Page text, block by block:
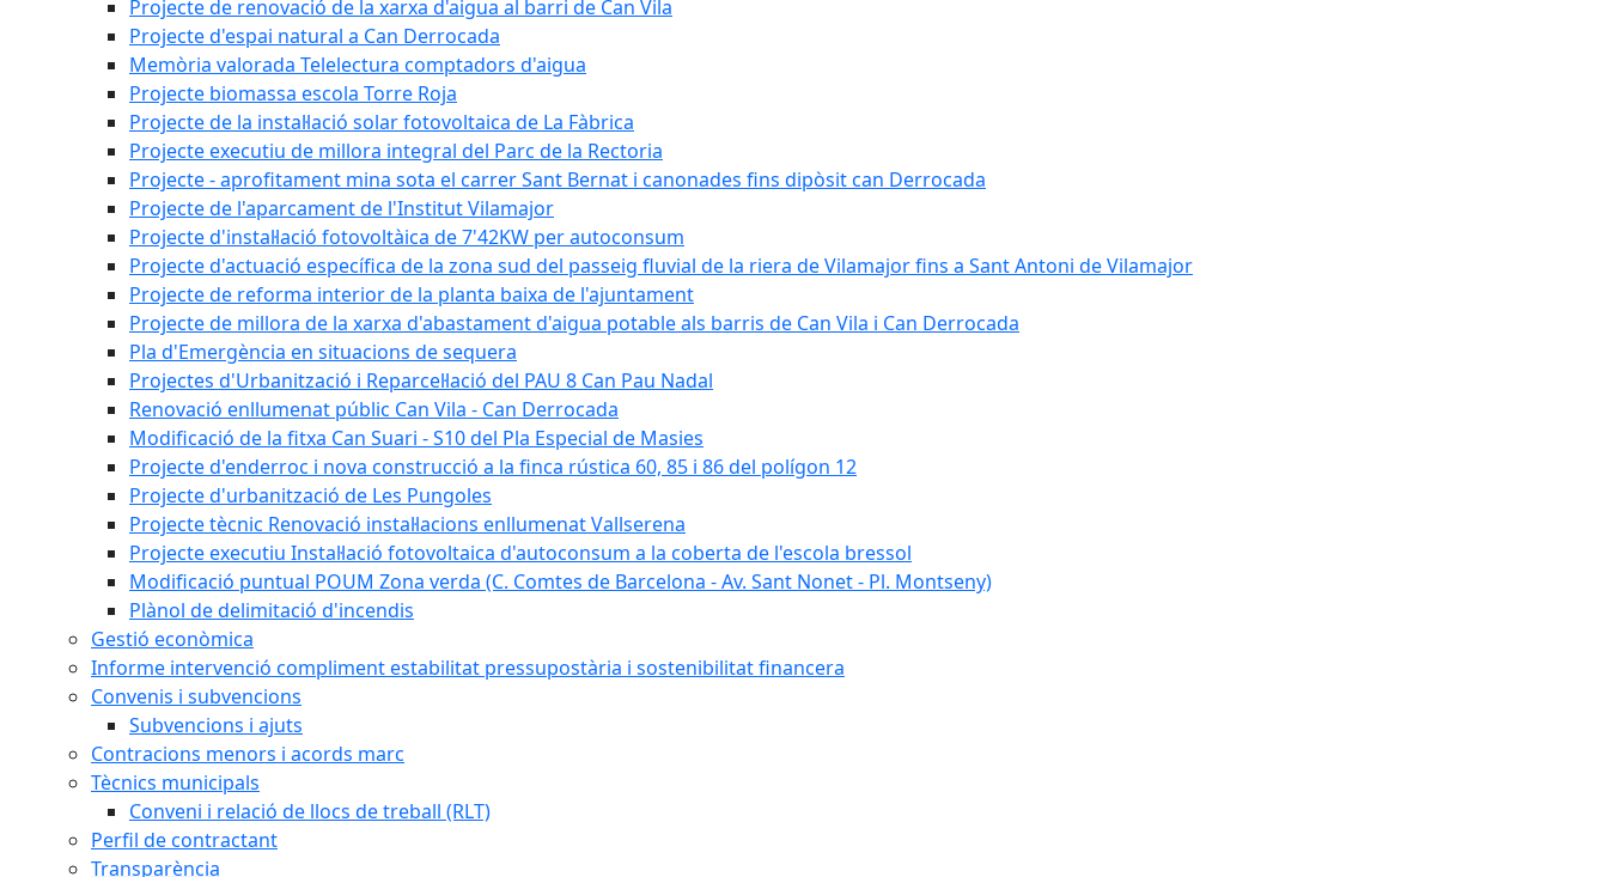
Projecte de renovació de la xarxa d'aigua al barri de Can Vila
Projecte d'espai natural a Can Derrocada
Memòria valorada Telelectura comptadors d'aigua
Projecte biomassa escola Torre Roja
Projecte de la instal·lació solar fotovoltaica de La Fàbrica
Projecte executiu de millora integral del Parc de la Rectoria
Projecte - aprofitament mina sota el carrer Sant Bernat i canonades fins dipòsit can Derrocada
Projecte de l'aparcament de l'Institut Vilamajor
Projecte d'instal·lació fotovoltàica de 7'42KW per autoconsum
Projecte d'actuació específica de la zona sud del passeig fluvial de la riera de Vilamajor fins a Sant Antoni de Vilamajor
Projecte de reforma interior de la planta baixa de l'ajuntament
Projecte de millora de la xarxa d'abastament d'aigua potable als barris de Can Vila i Can Derrocada
Pla d'Emergència en situacions de sequera
Projectes d'Urbanització i Reparcel·lació del PAU 8 Can Pau Nadal
Renovació enllumenat públic Can Vila - Can Derrocada
Modificació de la fitxa Can Suari - S10 del Pla Especial de Masies
Projecte d'enderroc i nova construcció a la finca rústica 60, 85 i 86 del polígon 12
Projecte d'urbanització de Les Pungoles
Projecte tècnic Renovació instal·lacions enllumenat Vallserena
Projecte executiu Instal·lació fotovoltaica d'autoconsum a la coberta de l'escola bressol
Modificació puntual POUM Zona verda (C. Comtes de Barcelona - Av. Sant Nonet - Pl. Montseny)
Plànol de delimitació d'incendis
Gestió econòmica
Informe intervenció compliment estabilitat pressupostària i sostenibilitat financera
Convenis i subvencions
Subvencions i ajuts
Contracions menors i acords marc
Tècnics municipals
Conveni i relació de llocs de treball (RLT)
Perfil de contractant
Transparència